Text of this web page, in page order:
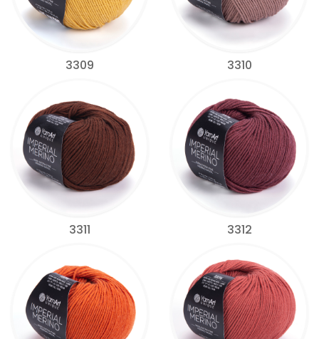
3309 3310
3311 3312